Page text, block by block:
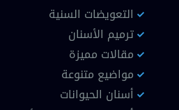
التعويضات السنية
ترميم الأسنان
مقالات مميزة
مواضيع متنوعة
أسنان الحيوانات